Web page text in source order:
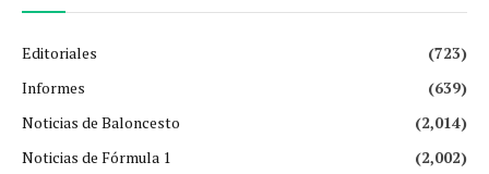
Editoriales
(723)
Informes
(639)
Noticias de Baloncesto
(2,014)
Noticias de Fórmula 1
(2,002)